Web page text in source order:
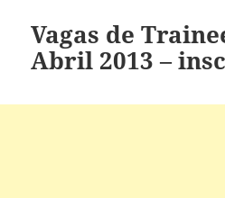
Vagas de
Abril 2013 –